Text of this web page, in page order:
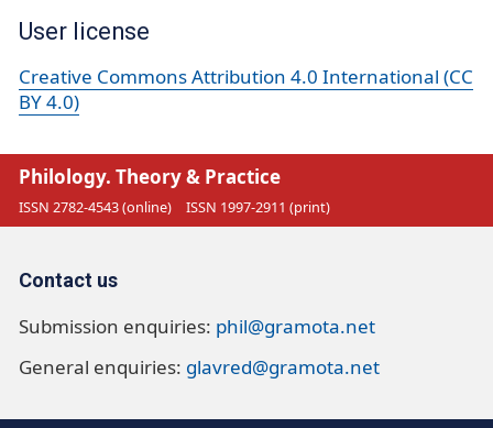
User license
Creative Commons Attribution 4.0 International (CC
BY 4.0)
Philology. Theory & Practice
ISSN 2782-4543 (online) ISSN 1997-2911 (print)
Contact us
Submission enquiries: phil@gramota.net
General enquiries: glavred@gramota.net